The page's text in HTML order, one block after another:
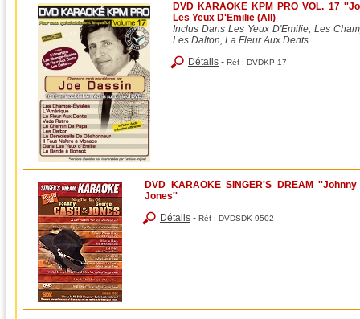
DVD KARAOKE KPM PRO VOL. 17
Les Yeux D'Emilie (All)
Inclus Dans Les Yeux D'Emilie, Les
Les Dalton, La Fleur Aux Dents...
Détails - Réf : DVDKP-17
DVD KARAOKE SINGER'S DREAM
Jones''
Détails - Réf : DVDSDK-9502